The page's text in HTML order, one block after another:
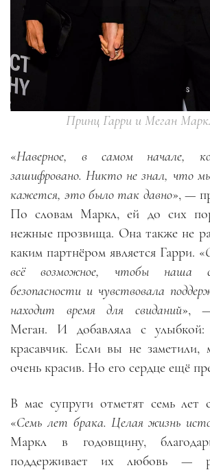
Принц Гарри и Меган
«Наверное, в самом начале,
зашифровано. Никто не знал, что
кажется, это было так давно», —
По словам Маркл, ей до сих
нежные прозвища. Она также не
каким партнёром является Гарри. «
всё возможное, чтобы наша
безопасности и чувствовала
находит время для свиданий», —
Меган. И добавляла с
красавчик. Если вы не
очень красив. Но его сердце ещё
В мае супруги отметят семь лет
«Семь лет брака. Целая жизнь
Маркл в годовщину,
поддерживает их любовь —